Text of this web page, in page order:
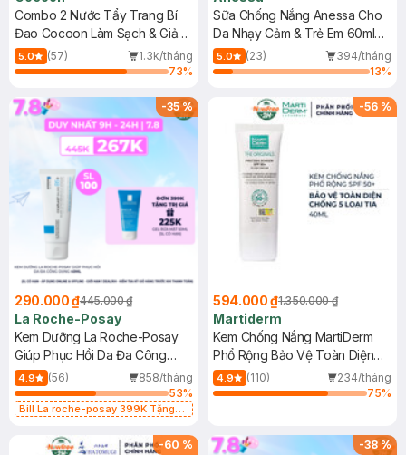
Combo 2 Nước Tẩy Trang Bí
Đao Cocoon Làm Sạch & Giảm
Dầu 500ml
5.0 (57)
1.3k/tháng
73%
Sữa Chống Nắng Anessa Cho
Da Nhạy Cảm & Trẻ Em 60ml
(Mới)
5.0 (23)
394/tháng
13%
-35%
290.000 ₫445.000 ₫
La Roche-Posay
Kem Dưỡng La Roche-Posay
Giúp Phục Hồi Da Đa Công
Dụng 40ml
4.9 (56)
858/tháng
53%
Bill La roche-posay 399K Tặng
(SL có hạn)
-56 %
594.000 ₫1.350.000 ₫
Martiderm
Kem Chống Nắng MartiDerm
Phổ Rộng Bảo Vệ Toàn Diện
40ml
4.9 (110)
234/tháng
75%
-60 % -38%